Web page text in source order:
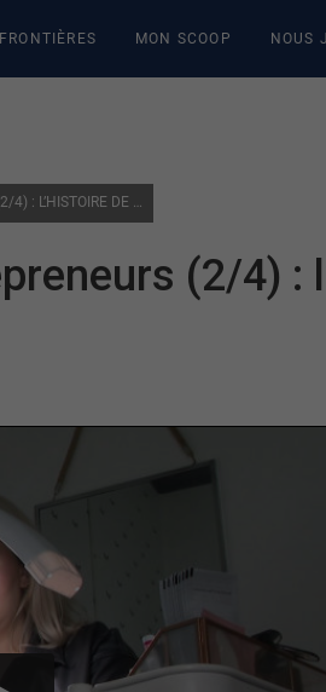
MON SCOOP NOUS
PARCOURS DE JEUNES ENTREPRENEURS (2/4) : L’HISTOIRE DE MARIE-PIER GALIPEAU
(2/4) :